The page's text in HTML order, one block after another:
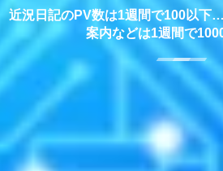
近況日記のPV数は1週間で100以
案内などは1週間で